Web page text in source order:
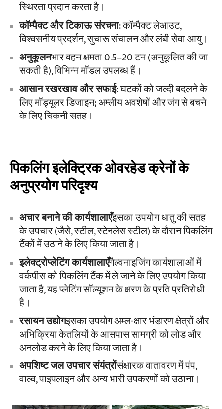
स्थिरता प्रदान करता है।
कॉम्पैक्ट और टिकाऊ संरचना: कॉम्पैक्ट लेआउट,
विश्वसनीय प्रदर्शन, सुचारू संचालन और लंबी सेवा आयु।
अनुकूलनभार वहन क्षमता 0.5–20 टन (अनुकूलित की जा
सकती है), विभिन्न मॉडल उपलब्ध हैं।
आसान रखरखाव और सफाई: घटकों को जल्दी बदलने के
लिए मॉड्यूलर डिजाइन; अम्लीय अवशेषों और जंग से बचने
के लिए चिकनी सतह।
पिकलिंग इलेक्ट्रिक ओवरहेड क्रेनों के
अनुप्रयोग परिदृश्य
अचार बनाने की कार्यशालाएँइसका उपयोग धातु की सतह
के उपचार (जैसे, स्टील, स्टेनलेस स्टील) के दौरान पिकलिंग
टैंकों में उठाने के लिए किया जाता है।
इलेक्ट्रोप्लेटिंग कार्यशालाएँगैल्वनाइजिंग कार्यशालाओं में
वर्कपीस को पिकलिंग टैंक में ले जाने के लिए उपयोग किया
जाता है, यह प्लेटिंग सॉल्यूशन के क्षरण के प्रति प्रतिरोधी
है।
रसायन उद्योगइसका उपयोग अम्ल-क्षार भंडारण क्षेत्रों और
अभिक्रिया केतलियों के आसपास सामग्री को लोड और
अनलोड करने के लिए किया जाता है।
अपशिष्ट जल उपचार संयंत्रोंसंक्षारक वातावरण में पंप,
वाल्व, पाइपलाइन और अन्य भारी उपकरणों को उठाना।